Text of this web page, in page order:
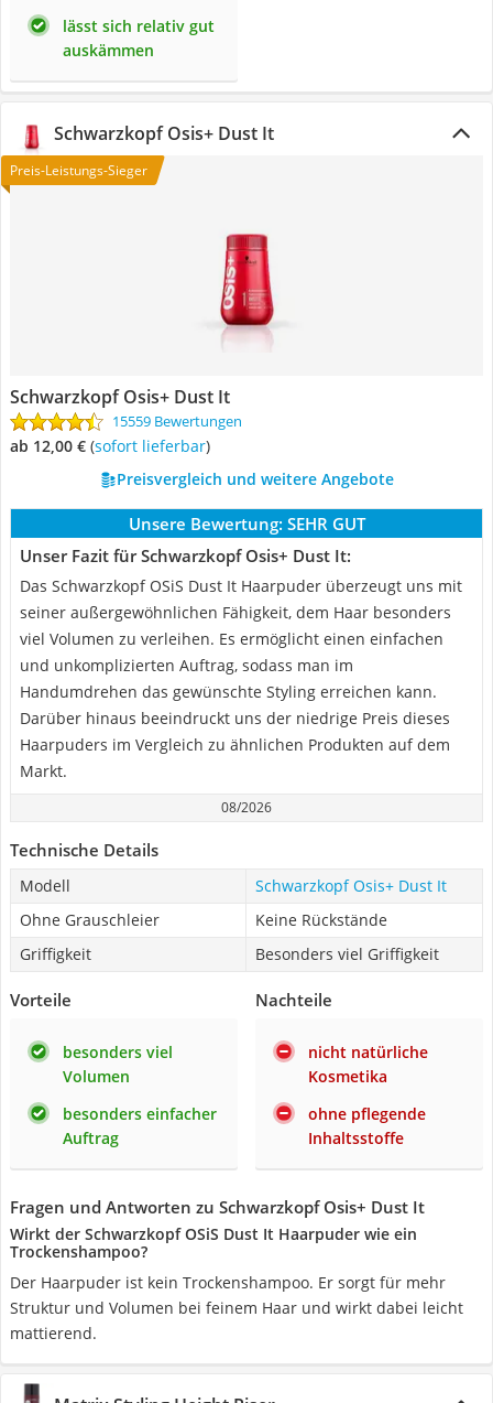
lässt sich relativ gut
auskämmen
Schwarzkopf Osis+ Dust It
Preis-Leistungs-Sieger
Schwarzkopf Osis+ Dust It
15559 Bewertungen
ab 12,00 € ( Sofort lieferbar)
Preisvergleich und weitere Angebote
Unsere Bewertung: SEHR GUT
Unser Fazit für Schwarzkopf Osis+ Dust It:
Das Schwarzkopf OSiS Dust It Haarpuder überzeugt uns mit
seiner außergewöhnlichen Fähigkeit, dem Haar besonders
viel Volumen zu verleihen. Es ermöglicht einen einfachen
und unkomplizierten Auftrag, sodass man im
Handumdrehen das gewünschte Styling erreichen kann.
Darüber hinaus beeindruckt uns der niedrige Preis dieses
Haarpuders im Vergleich zu ähnlichen Produkten auf dem
Markt.
08/2026
Technische Details
Modell
Schwarzkopf Osis+ Dust It
Ohne Grauschleier
Keine Rückstände
Griffigkeit
Besonders viel Griffigkeit
Vorteile
besonders viel
Volumen
besonders einfacher
Auftrag
Nachteile
nicht natürliche
Kosmetika
ohne pflegende
Inhaltsstoffe
Fragen und Antworten zu Schwarzkopf Osis+ Dust It
Wirkt der Schwarzkopf OSiS Dust It Haarpuder wie ein
Trockenshampoo?
Der Haarpuder ist kein Trockenshampoo. Er sorgt für mehr
Struktur und Volumen bei feinem Haar und wirkt dabei leicht
mattierend.